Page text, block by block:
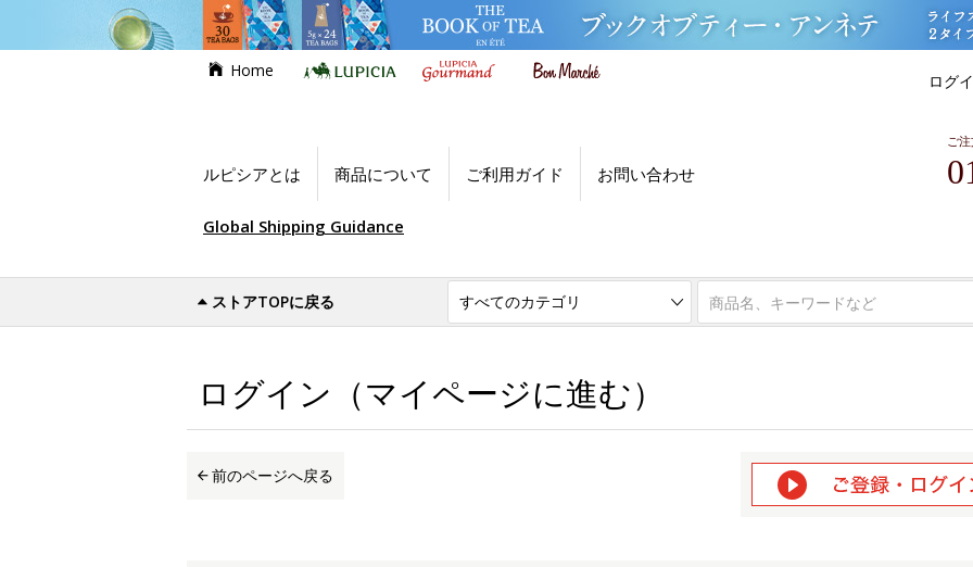
Home
ログ
ルピシアとは 商品について ご利用ガイド お問い合わせ
ご
Global Shipping Guidance
ストアTOPに戻る
世界のお茶専門店ルピシア ログイン（マイページに進む）
ログイン（マイページに進む）
前のページへ戻る